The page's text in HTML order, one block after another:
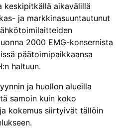
keskipitkällä aikavälillä
ja markkinasuuntautunut
2000 EMG-konsernista
päätoimipaikkaansa
haltuun.
ja huollon alueilla
samoin kuin koko
kokemus siirtyivät tällöin